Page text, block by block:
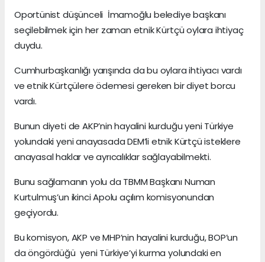
Oportünist düşünceli İmamoğlu belediye başkanı
seçilebilmek için her zaman etnik Kürtçü oylara ihtiyaç
duydu.
Cumhurbaşkanlığı yarışında da bu oylara ihtiyacı vardı
ve etnik Kürtçülere ödemesi gereken bir diyet borcu
vardı.
Bunun diyeti de AKP’nin hayalini kurduğu yeni Türkiye
yolundaki yeni anayasada DEM’li etnik Kürtçü isteklere
anayasal haklar ve ayrıcalıklar sağlayabilmekti.
Bunu sağlamanın yolu da TBMM Başkanı Numan
Kurtulmuş’un ikinci Apolu açılım komisyonundan
geçiyordu.
Bu komisyon, AKP ve MHP’nin hayalini kurduğu, BOP’un
da öngördüğü yeni Türkiye’yi kurma yolundaki en